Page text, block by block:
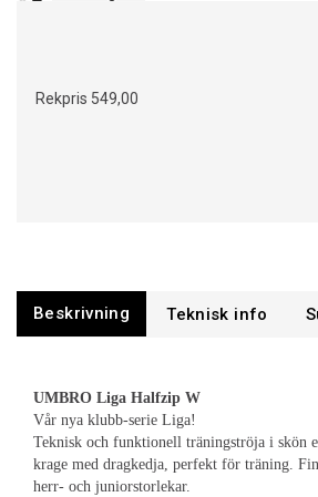
Rekpris 549,00
Beskrivning
UMBRO Liga Halfzip W
Vår nya klubb-serie Liga!
Teknisk och funktionell träningströja i skön
krage med dragkedja, perfekt för träning.
herr- och juniorstorlekar.